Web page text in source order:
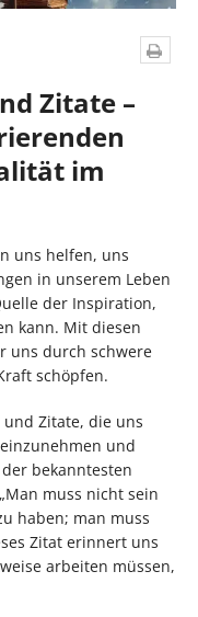
Zitate –
im
uns helfen, uns
in unserem Leben
der Inspiration,
kann. Mit diesen
uns durch schwere
schöpfen.
Zitate, die uns
und
bekanntesten
muss nicht sein
haben; man muss
Zitat erinnert uns
arbeiten müssen,